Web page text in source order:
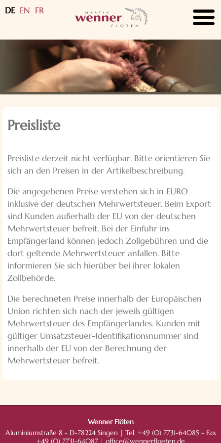
DE EN FR
Preisliste
Preisliste derzeit nicht verfügbar. Bitte orientieren Sie
sich an den Preisen in der Artikelbeschreibung.
Die angegebenen Preise verstehen sich in EURO
inklusive der deutschen Mehrwertsteuer. Beim Export
sind Kunden außerhalb der EU von der deutschen
Mehrwertsteuer befreit. Bei der Einfuhr ins
Empfängerland können jedoch Zollgebühren und die
dort geltende Mehrwertsteuer anfallen. Bitte
informieren Sie sich hierüber bei ihrer lokalen
Zollbehörde.
Die berechneten Preise innerhalb der Europäischen
Union richten sich nach der jeweils gültigen
Mehrwertsteuer des Empfängerlandes. Kunden mit
gültiger Umsatzsteuer-Identifikationsnummer sind
innerhalb der EU von der Berechnung der
Mehrwertsteuer befreit.
Wenner Flöten
Aluminiumstraße 8 - D-78224 Singen | Tel. +49 (0) 7731-64085 - Fax
+49 (0) 7731-64087 | office@wennerfloeten.de